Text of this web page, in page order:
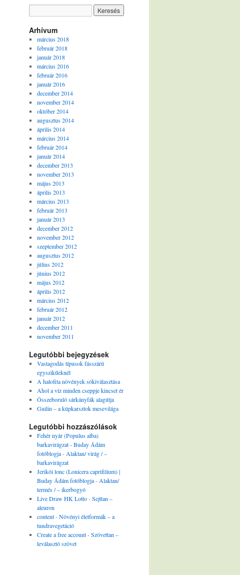
Arhívum
március 2018
február 2018
január 2018
március 2016
február 2016
január 2016
december 2014
november 2014
október 2014
augusztus 2014
április 2014
március 2014
február 2014
január 2014
december 2013
november 2013
május 2013
április 2013
március 2013
február 2013
január 2013
december 2012
november 2012
szeptember 2012
augusztus 2012
július 2012
június 2012
május 2012
április 2012
március 2012
február 2012
január 2012
december 2011
november 2011
Legutóbbi bejegyzések
Vastagodás típusok fásszárú
egyszikűeknél
A halofita növények sókiválasztása
Ahol a víz minden cseppje kincset ér
Összeboruló sárkányfák alagútja
Guilin – a kúpkarsztok mesevilága
Legutóbbi hozzászólások
Fehér nyár (Populus alba)
barkavirágzat - Buday Ádám
fotóblogja- Alaktan/ virág / –
barkavirágzat
Jerikói lonc (Lonicera caprifilium) |
Buday Ádám fotóblogja- Alaktan/
termés / – ikerbogyó
Live Draw HK Lotto-Sejttan –
aleuron
content-Növényi életformák – a
tundravegetáció
Create a free account-Szövettan –
leválasztó szövet